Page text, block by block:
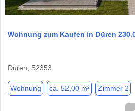
Wohnung zum Kaufen in Düren
Düren, 52353
Wohnung ca. 52,00 m² Zimmer 2